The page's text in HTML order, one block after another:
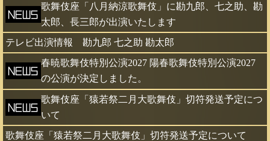
歌舞伎座「八月納涼歌舞伎」に勘九郎、七之助、勘
太郎、長三郎が出演いたします
テレビ出演情報 勘九郎 七之助 勘太郎
春暁歌舞伎特別公演2027 陽春歌舞伎特別公演2027
の公演が決定しました。
歌舞伎座「猿若祭二月大歌舞伎」切符発送予定につ
いて
歌舞伎座「猿若祭二月大歌舞伎」切符発送予定について